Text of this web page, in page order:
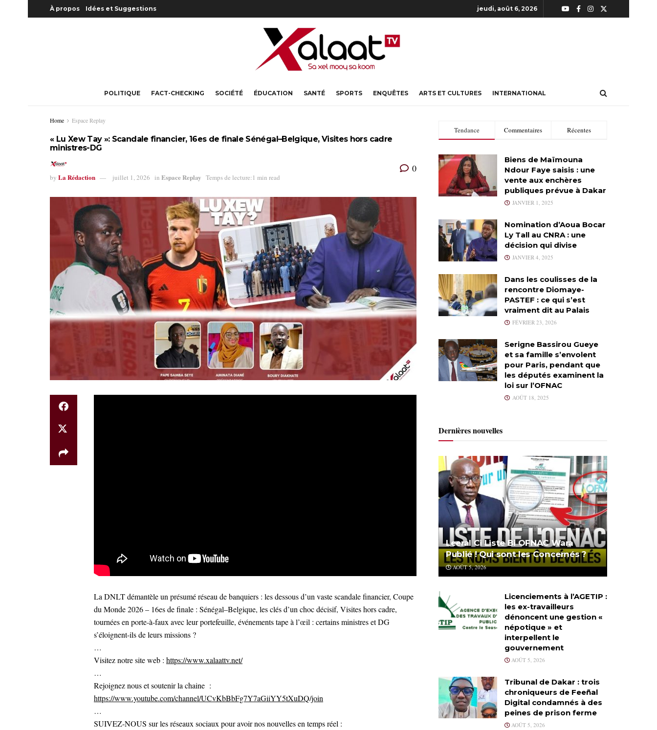
À propos Idées et Suggestions jeudi, août 6, 2026
POLITIQUE FACT-CHECKING SOCIÉTÉ ÉDUCATION SANTÉ SPORTS ENQUÊTES ARTS ET CULTURES INTERNATIONAL
Home Espace Replay
« Lu Xew Tay »: Scandale financier, 16es de finale Sénégal–Belgique, Visites hors cadre
ministres-DG
by La Rédaction juillet 1, 2026 in Espace Replay Temps de lecture:1 min read
0
La DNLT démantèle un présumé réseau de banquiers : les dessous d’un vaste scandale financier, Coupe
du Monde 2026 – 16es de finale : Sénégal–Belgique, les clés d’un choc décisif, Visites hors cadre,
tournées en porte-à-faux avec leur portefeuille, événements tape à l’œil : certains ministres et DG
s’éloignent-ils de leurs missions ?
…
Visitez notre site web : https://www.xalaattv.net/
…
Rejoignez nous et soutenir la chaine :
https://www.youtube.com/channel/UCvKbBbFg7Y7aGiiYY5tXuDQ/join
…
SUIVEZ-NOUS sur les réseaux sociaux pour avoir nos nouvelles en temps réel :
Tendance Commentaires Récentes
Biens de Maïmouna
Ndour Faye saisis : une
vente aux enchères
publiques prévue à Dakar
JANVIER 1, 2025
Nomination d’Aoua Bocar
Ly Tall au CNRA : une
décision qui divise
JANVIER 4, 2025
Dans les coulisses de la
rencontre Diomaye-
PASTEF : ce qui s’est
vraiment dit au Palais
FÉVRIER 23, 2026
Serigne Bassirou Gueye
et sa famille s’envolent
pour Paris, pendant que
les députés examinent la
loi sur l’OFNAC
AOÛT 18, 2025
Dernières nouvelles
Leeral Ci Liste Bi OFNAC Wara
Publié ! Qui sont les Concernés ?
AOÛT 5, 2026
Licenciements à l’AGETIP :
les ex-travailleurs
dénoncent une gestion «
népotique » et
interpellent le
gouvernement
AOÛT 5, 2026
Tribunal de Dakar : trois
chroniqueurs de Feeñal
Digital condamnés à des
peines de prison ferme
AOÛT 5, 2026